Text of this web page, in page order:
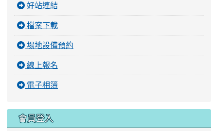
好站連結
檔案下載
場地設備預約
線上報名
電子相簿
會員登入